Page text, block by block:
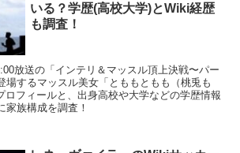
いる？学歴(高校大学)とWiki経歴
も調査！
放送の「インテリ＆マッスル頂上決戦〜パー
場するマッスル美女「とももともも（桃兎も
ロフィールと、出身高校や大学などの学歴情報
家族構成を調査！